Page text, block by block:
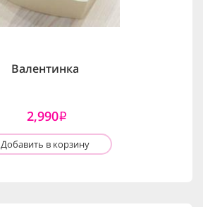
Валентинка
2,990i
Добавить в корзину